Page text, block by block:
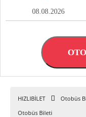
HIZLIBİLET Otobüs
Otobüs Bileti